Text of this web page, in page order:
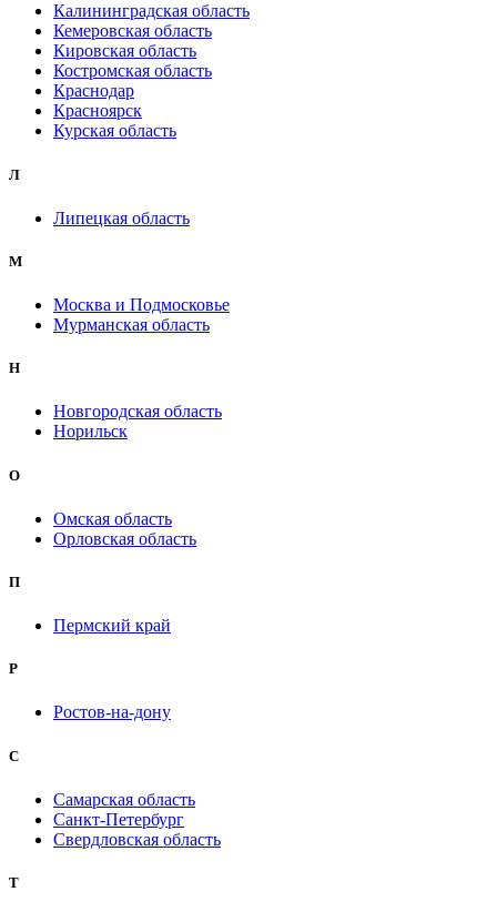
Калининградская область
Кемеровская область
Кировская область
Костромская область
Краснодар
Красноярск
Курская область
Л
Липецкая область
М
Москва и Подмосковье
Мурманская область
Н
Новгородская область
Норильск
О
Омская область
Орловская область
П
Пермский край
Р
Ростов-на-дону
С
Самарская область
Санкт-Петербург
Свердловская область
Т